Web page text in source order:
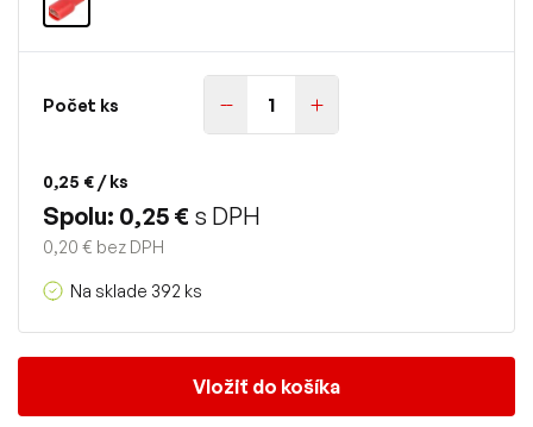
Počet ks
0,25 € / ks
Spolu: 0,25 € s DPH
0,20 € bez DPH
Na sklade 392 ks
Vložiť do košíka